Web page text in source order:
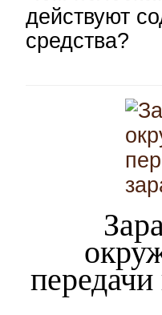
действуют
средства?